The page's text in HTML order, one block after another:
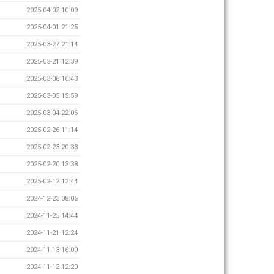
2025-04-02 10:09
2025-04-01 21:25
2025-03-27 21:14
2025-03-21 12:39
2025-03-08 16:43
2025-03-05 15:59
2025-03-04 22:06
2025-02-26 11:14
2025-02-23 20:33
2025-02-20 13:38
2025-02-12 12:44
2024-12-23 08:05
2024-11-25 14:44
2024-11-21 12:24
2024-11-13 16:00
2024-11-12 12:20